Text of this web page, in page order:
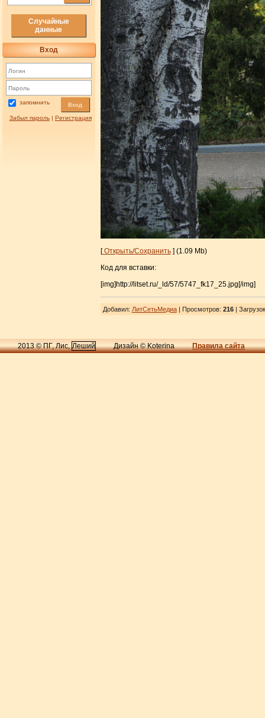
Случайные
данные
Вход
запомнить Вход
Забыл пароль| Регистрация
[Открыть/Сохранить] (1.09 Mb)
Код для вставки:
[img]http://litset.ru/_ld/57/5747_fk17_25.jpg[/img]
Добавил: ЛитСетьМедиа| Просмотров: 216| Загрузок
2013 © ПГ, Лис,Леший Дизайн © Koterina Правила сайта